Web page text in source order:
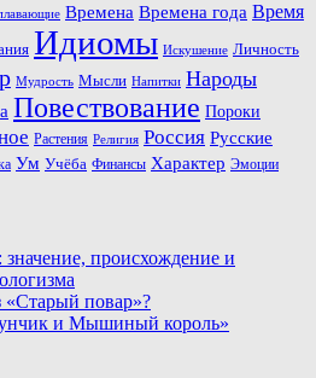
Времена Времена года Время
Идиомы Искушение Личность
Мудрость Мысли Напитки Народы
Повествование Пороки
Растения Религия Россия Русские
Ум Учёба Финансы Характер Эмоции
значение, происхождение и
«Старый повар»?
и Мышиный король»